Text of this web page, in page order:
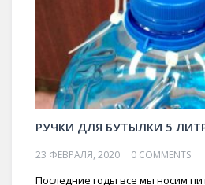
РУЧКИ ДЛЯ БУТЫЛКИ 5
23 ФЕВРАЛЯ, 2020 0 COMMENTS
Последние годы все мы носим